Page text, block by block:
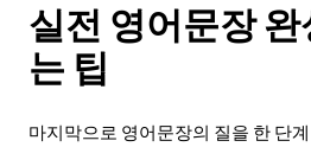
실전 영어문장
는 팁
마지막으로 영어문장의 질을 한 단